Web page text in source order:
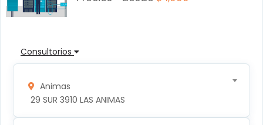
Consultorios
Animas
29 SUR 3910 LAS ANIMAS